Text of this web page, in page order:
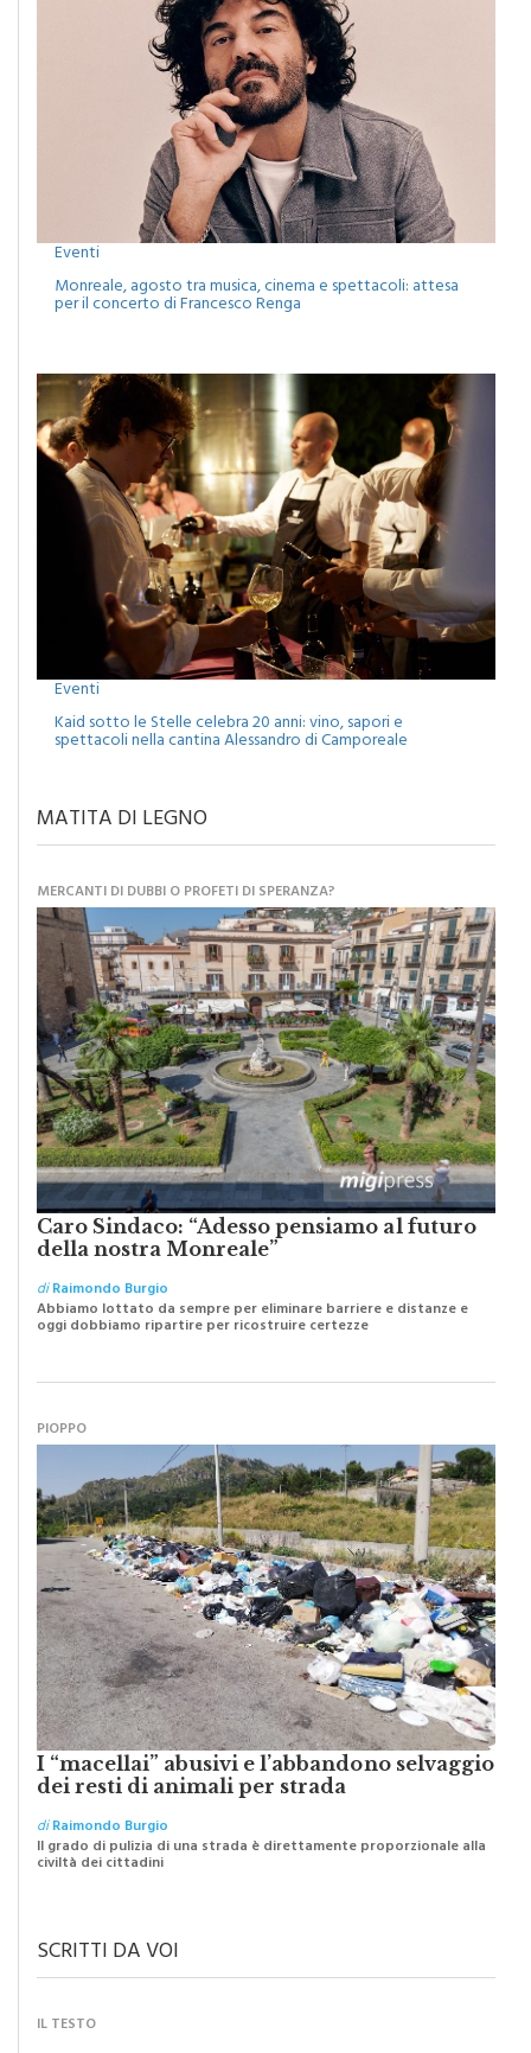
Eventi
Monreale, agosto tra musica, cinema e spettacoli: attesa
per il concerto di Francesco Renga
Eventi
Kaid sotto le Stelle celebra 20 anni: vino, sapori e
spettacoli nella cantina Alessandro di Camporeale
MATITA DI LEGNO
MERCANTI DI DUBBI O PROFETI DI SPERANZA?
Caro Sindaco: “Adesso pensiamo al futuro
della nostra Monreale”
diRaimondo Burgio
Abbiamo lottato da sempre per eliminare barriere e distanze e
oggi dobbiamo ripartire per ricostruire certezze
PIOPPO
I “macellai” abusivi e l’abbandono selvaggio
dei resti di animali per strada
diRaimondo Burgio
Il grado di pulizia di una strada è direttamente proporzionale alla
civiltà dei cittadini
SCRITTI DA VOI
IL TESTO